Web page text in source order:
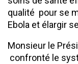
qualité pour se
Ebola et élargir
Monsieur le
confronté le